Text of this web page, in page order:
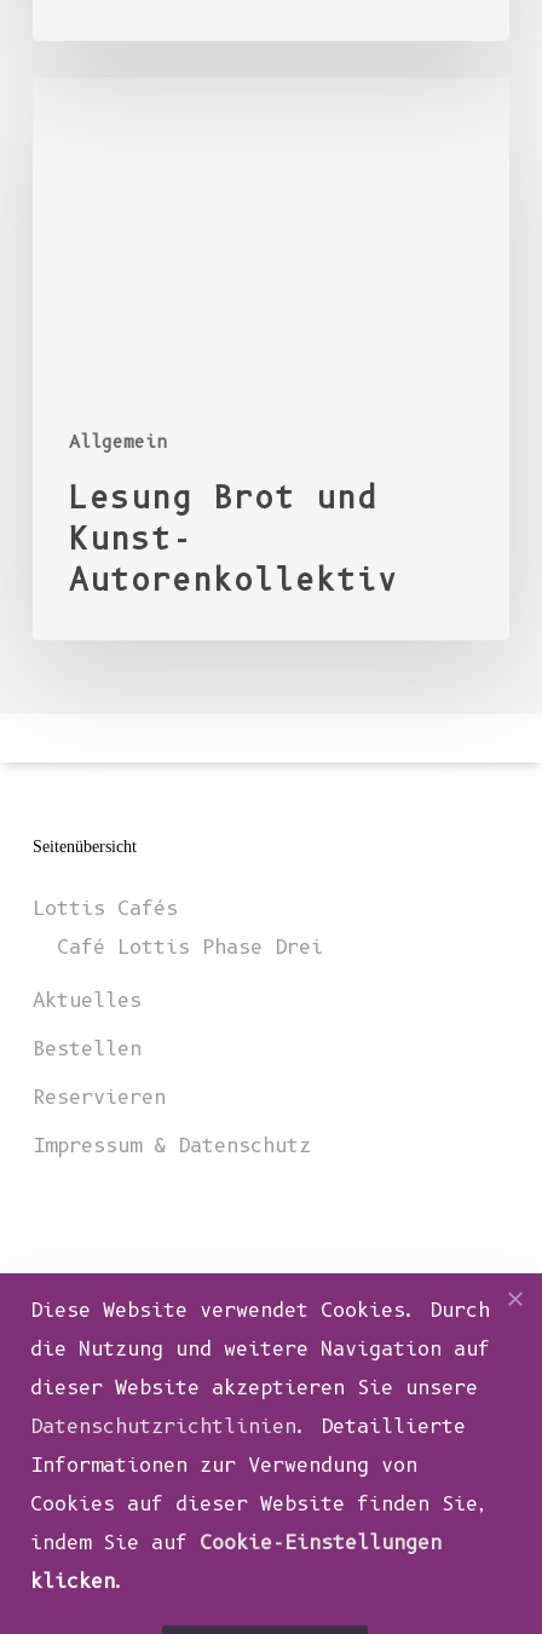
Allgemein
Lesung Brot und
Kunst-
Autorenkollektiv
Seitenübersicht
Lottis Cafés
Café Lottis Phase Drei
Aktuelles
Bestellen
Reservieren
Impressum & Datenschutz
Die zehn besten Frühstückscafés in
Karlsruhe – BNN – Badische Neueste
Nachrichten
„BEI ORTHS UNTERM SOFA“
Lesung Brot und Kunst-Autorenkollektiv
Spendenkonzert mit Jan Wachsmann und
Diese Website verwendet Cookies. Durch
die Nutzung und weitere Navigation auf
dieser Website akzeptieren Sie unsere
Datenschutzrichtlinien. Detaillierte
Informationen zur Verwendung von
Cookies auf dieser Website finden Sie,
indem Sie auf Cookie-Einstellungen
klicken.
×